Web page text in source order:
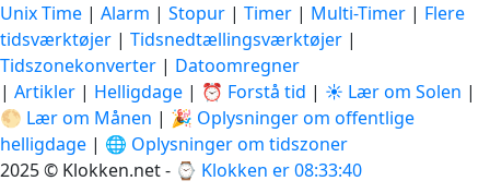
Unix Time | Alarm | Stopur | Timer | Multi-Timer | Flere
tidsværktøjer | Tidsnedtællingsværktøjer |
Tidszonekonverter | Datoomregner
| Artikler | Helligdage | ⏰ Forstå tid | ☀️ Lær om Solen |
🌕 Lær om Månen | 🎉 Oplysninger om offentlige
helligdage | 🌐 Oplysninger om tidszoner
2025 © Klokken.net - ⌚ Klokken er 08:33:41